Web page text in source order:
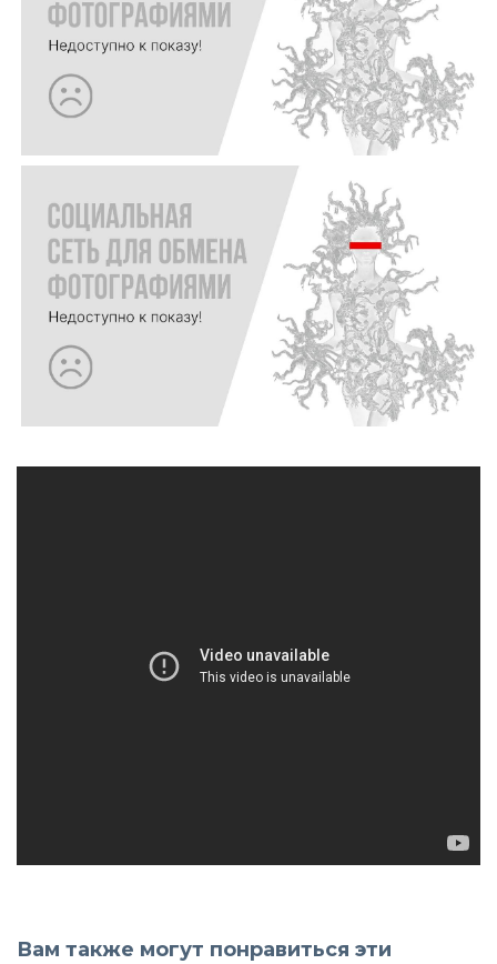
Вам также могут понравиться эти